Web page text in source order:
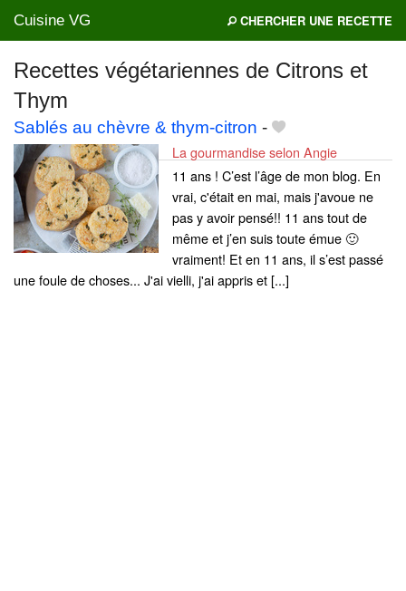
Cuisine VG CHERCHER UNE RECETTE
Mes blogs préférés
Recettes végétariennes de Citrons et
Thym
Sablés au chèvre & thym-citron -
La gourmandise selon Angie
11 ans ! C’est l’âge de mon blog. En
vrai, c'était en mai, mais j'avoue ne
pas y avoir pensé!! 11 ans tout de
même et j’en suis toute émue 🙂
vraiment! Et en 11 ans, il s’est passé
une foule de choses... J'ai vielli, j'ai appris et [...]